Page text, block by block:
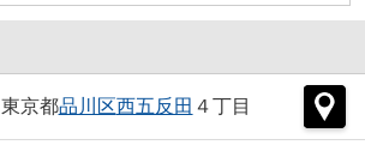
東京都品川区西五反田 ４丁目